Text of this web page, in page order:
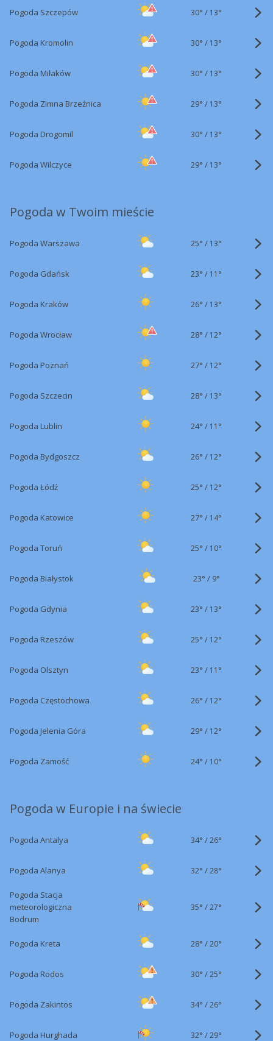
Pogoda Szczepów 30° / 13°
Pogoda Kromolin 30° / 13°
Pogoda Miłaków 30° / 13°
Pogoda Zimna Brzeźnica 29° / 13°
Pogoda Drogomil 30° / 13°
Pogoda Wilczyce 29° / 13°
Pogoda w Twoim mieście
Pogoda Warszawa 25° / 13°
Pogoda Gdańsk 23° / 11°
Pogoda Kraków 26° / 13°
Pogoda Wrocław 28° / 12°
Pogoda Poznań 27° / 12°
Pogoda Szczecin 28° / 13°
Pogoda Lublin 24° / 11°
Pogoda Bydgoszcz 26° / 12°
Pogoda Łódź 25° / 12°
Pogoda Katowice 27° / 14°
Pogoda Toruń 25° / 10°
Pogoda Białystok 23° / 9°
Pogoda Gdynia 23° / 13°
Pogoda Rzeszów 25° / 12°
Pogoda Olsztyn 23° / 11°
Pogoda Częstochowa 26° / 12°
Pogoda Jelenia Góra 29° / 12°
Pogoda Zamość 24° / 10°
Pogoda w Europie i na świecie
Pogoda Antalya 34° /26°
Pogoda Alanya 32° /28°
Pogoda Stacja
meteorologiczna
Bodrum
35° /27°
Pogoda Kreta 28° /20°
Pogoda Rodos 30° /25°
Pogoda Zakintos 34° /26°
Pogoda Hurghada 32° /29°